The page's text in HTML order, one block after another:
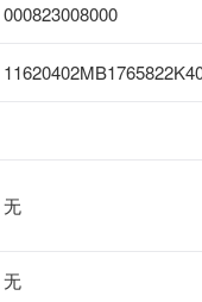
000823008000
无
无